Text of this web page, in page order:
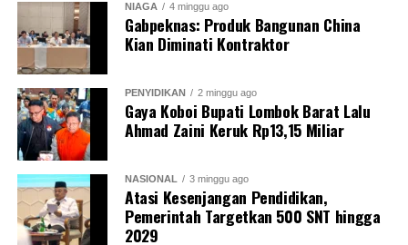
NIAGA 4 minggu ago
Gabpeknas: Produk Bangunan China
Kian Diminati Kontraktor
PENYIDIKAN 2 minggu ago
Gaya Koboi Bupati Lombok Barat Lalu
Ahmad Zaini Keruk Rp13,15 Miliar
NASIONAL 3 minggu ago
Atasi Kesenjangan Pendidikan,
Pemerintah Targetkan 500 SNT hingga
2029